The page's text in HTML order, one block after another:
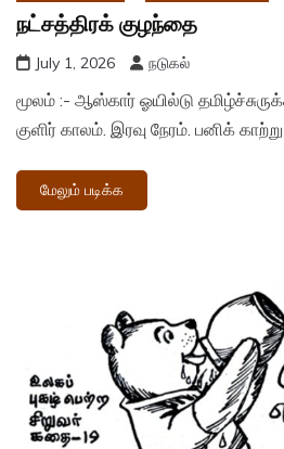
நட்சத்திரக் குழந்தை
July 1, 2026 நடுகல்
மூலம் :- ஆஸ்கார் ஓயில்டு
குளிர் காலம். இரவு நேரம். பனிக்
மேலும் படிக்க